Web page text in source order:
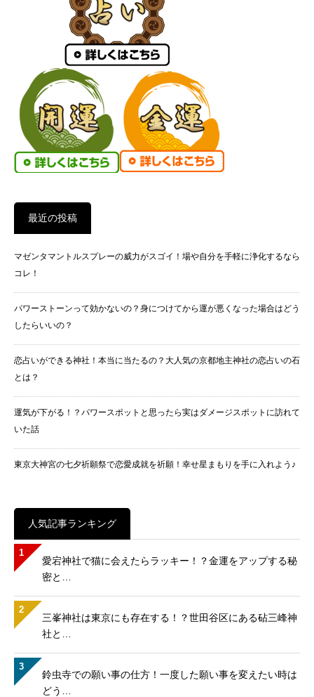
最近の投稿
マゼンタマントルスプレーの威力がスゴイ！場や自分を手軽に浄化するなら
コレ！
パワーストーンって効かないの？身につけてから運が悪くなった場合はどう
したらいいの？
恋占いができる神社！本当に当たるの？大人気の京都地主神社の恋占いの石
とは？
運気が下がる！？パワースポットと思ったら実はダメージスポットに訪れて
いた話
東京大神宮の七夕祈願祭で恋愛成就を祈願！幸せ星まもりを手に入れよう♪
人気記事ランキング
1
愛宕神社で猫に会えたらラッキー！？金運をアップする秘
密と…
2
三峯神社は東京にも存在する！？世田谷区にある砧三峰神
社と…
3
鈴虫寺での願い事の仕方！一度した願い事を変えたい時は
どう…